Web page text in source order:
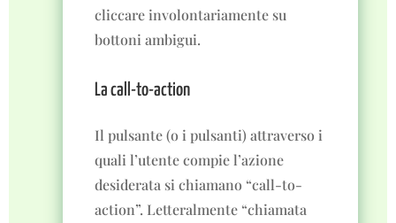
cliccare involontariamente su
bottoni ambigui.
La call-to-action
Il pulsante (o i pulsanti) attraverso i
quali l’utente compie l’azione
desiderata si chiamano “call-to-
action”. Letteralmente “chiamata